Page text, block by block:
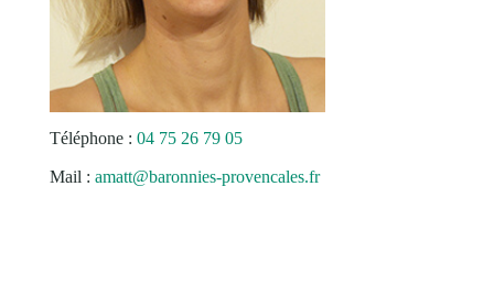
Téléphone : 04 75 26 79 05
Mail : amatt@baronnies-provencales.fr